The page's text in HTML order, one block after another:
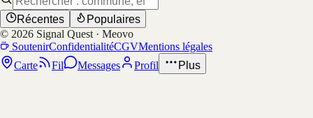
Récentes
Populaires
© 2026 Signal Quest · Meovo
SoutenirConfidentialitéCGVMentions légales
Carte
Fil Messages Profil Plus